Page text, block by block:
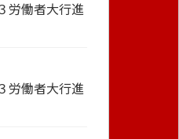
労働者大行進
労働者大行進